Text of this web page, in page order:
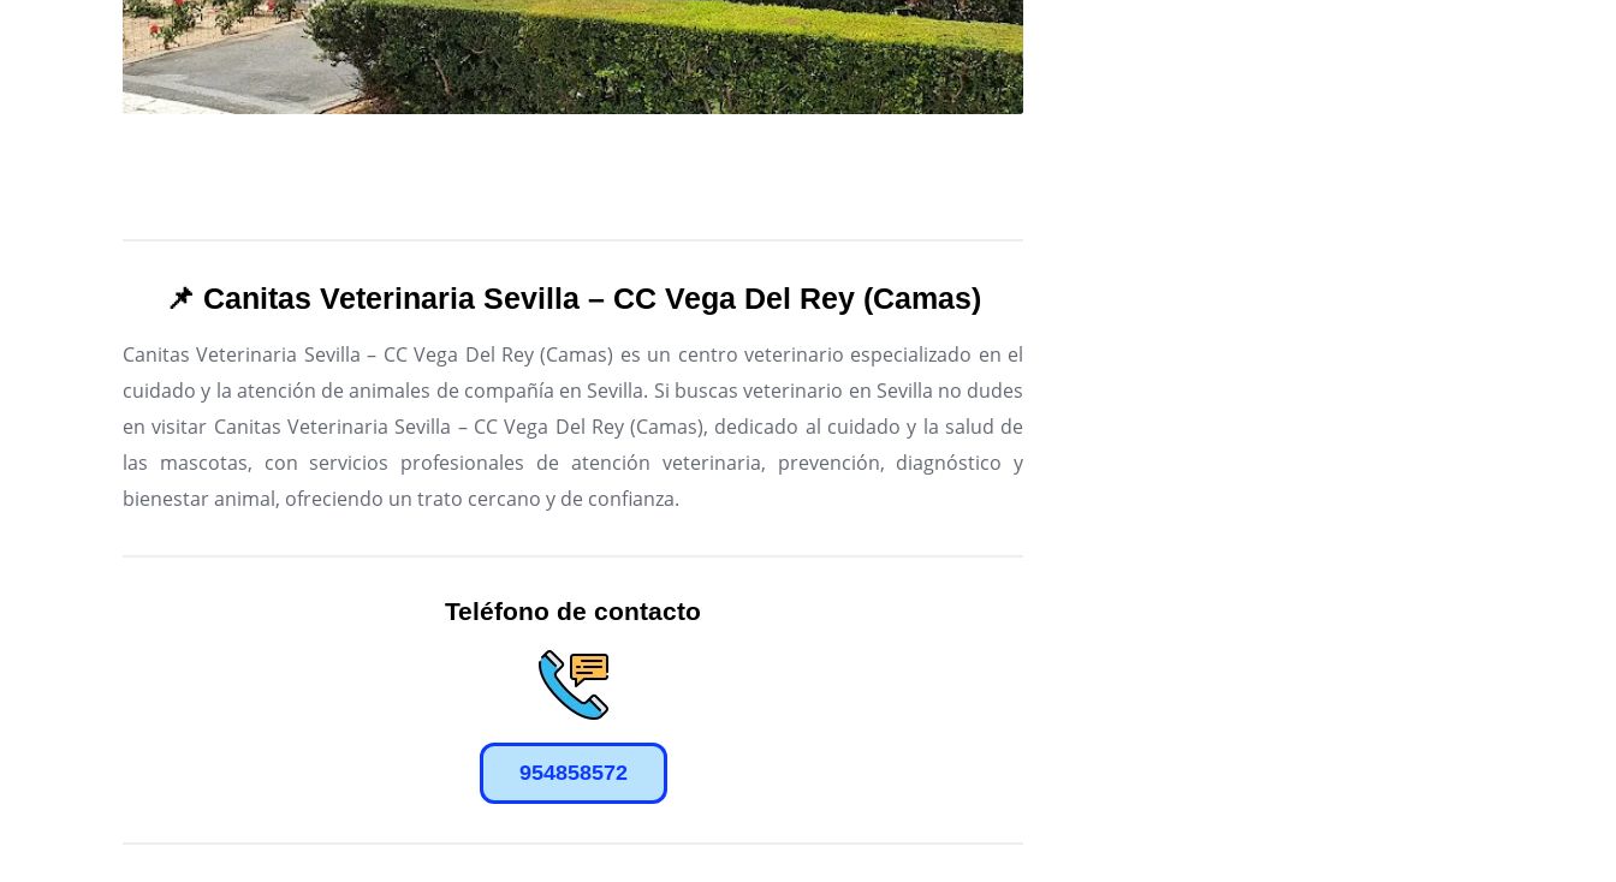
📌 Canitas Veterinaria Sevilla – CC Vega Del Rey (Camas)
Canitas Veterinaria Sevilla – CC Vega Del Rey (Camas) es un centro veterinario especializado en el
cuidado y la atención de animales de compañía en Sevilla. Si buscas veterinario en Sevilla no dudes
en visitar Canitas Veterinaria Sevilla – CC Vega Del Rey (Camas), dedicado al cuidado y la salud de
las mascotas, con servicios profesionales de atención veterinaria, prevención, diagnóstico y
bienestar animal, ofreciendo un trato cercano y de confianza.
Teléfono de contacto
954858572